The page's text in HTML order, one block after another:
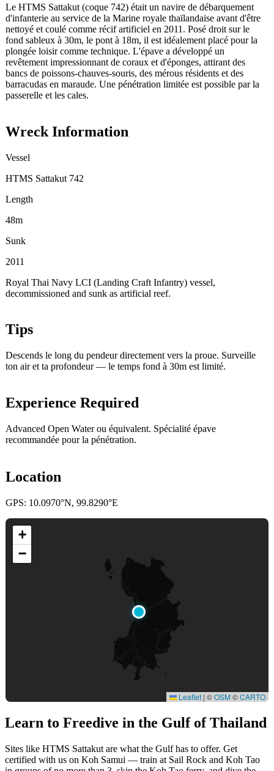
Le HTMS Sattakut (coque 742) était un navire de débarquement
d'infanterie au service de la Marine royale thaïlandaise avant d'être
nettoyé et coulé comme récif artificiel en 2011. Posé droit sur le
fond sableux à 30m, le pont à 18m, il est idéalement placé pour la
plongée loisir comme technique. L'épave a développé un
revêtement impressionnant de coraux et d'éponges, attirant des
bancs de poissons-chauves-souris, des mérous résidents et des
barracudas en maraude. Une pénétration limitée est possible par la
passerelle et les cales.
Wreck Information
Vessel
HTMS Sattakut 742
Length
48m
Sunk
2011
Royal Thai Navy LCI (Landing Craft Infantry) vessel,
decommissioned and sunk as artificial reef.
Tips
Descends le long du pendeur directement vers la proue. Surveille
ton air et ta profondeur — le temps fond à 30m est limité.
Experience Required
Advanced Open Water ou équivalent. Spécialité épave
recommandée pour la pénétration.
Location
GPS: 10.0970°N, 99.8290°E
+
−
Leaflet | ©OSM©CARTO
Learn to Freedive in the Gulf of Thailand
Sites like HTMS Sattakut are what the Gulf has to offer. Get
certified with us on Koh Samui — train at Sail Rock and Koh Tao